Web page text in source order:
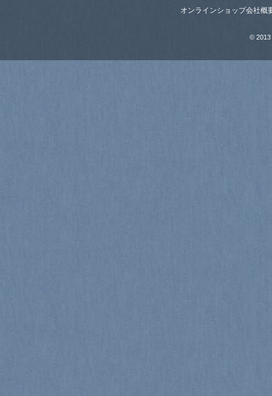
オンラインショップ会社概
© 2013